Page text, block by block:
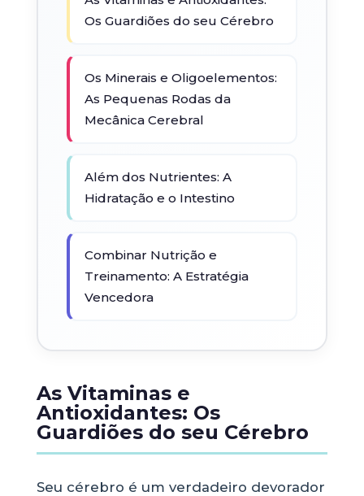
Os Guardiões do seu Cérebro
Os Minerais e Oligoelementos:
As Pequenas Rodas da
Mecânica Cerebral
Além dos Nutrientes: A
Hidratação e o Intestino
Combinar Nutrição e
Treinamento: A Estratégia
Vencedora
As Vitaminas e
Antioxidantes: Os
Guardiões do seu Cérebro
Seu cérebro é um verdadeiro devorador